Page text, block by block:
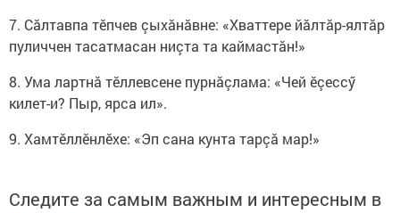
7. Сăлтавпа тӗпчев çыхăнăвне: «Хваттере йăлтăр-ялтăр
пуличчен тасатмасан ниçта та каймастăн!»
8. Ума лартнă тӗллевсене пурнăçлама: «Чей ӗçессӳ
килет-и? Пыр, ярса ил».
9. Хамтӗллӗнлӗхе: «Эп сана кунта тарçă мар!»
Следите за самым важным и интересным в